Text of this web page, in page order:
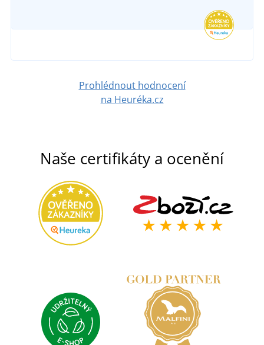
Prohlédnout hodnocení
na Heuréka.cz
Naše certifikáty a ocenění